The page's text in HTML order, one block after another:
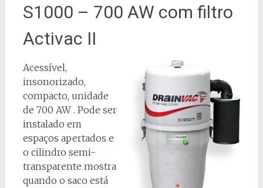
S1000 – 700 AW com filtro
Activac II
Acessível,
insonorizado,
compacto, unidade
de 700 AW . Pode ser
instalado em
espaços apertados e
o cilindro semi-
transparente mostra
quando o saco está